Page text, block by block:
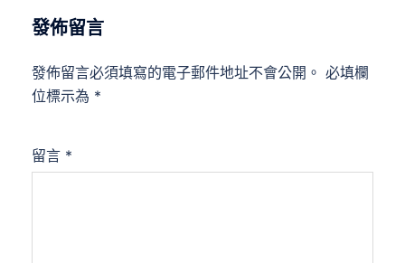
發佈留言
發佈留言必須填寫的電子郵件地址不會公開。 必填欄
位標示為 *
留言 *